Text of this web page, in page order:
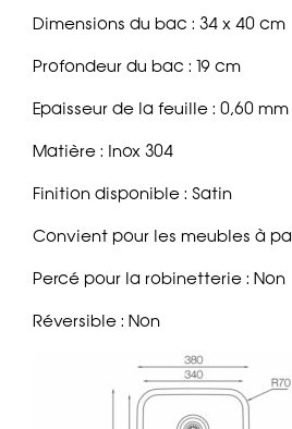
Dimensions du bac : 34 x 40 cm
Profondeur du bac : 19 cm
Epaisseur de la feuille : 0,60 mm
Matière : Inox 304
Finition disponible : Satin
Convient pour les meubles à
Percé pour la robinetterie : Non
Réversible : Non